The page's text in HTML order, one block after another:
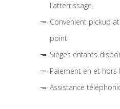
l'atterrissage
Convenient pickup
point
Sièges enfants
Paiement en et hors
Assistance